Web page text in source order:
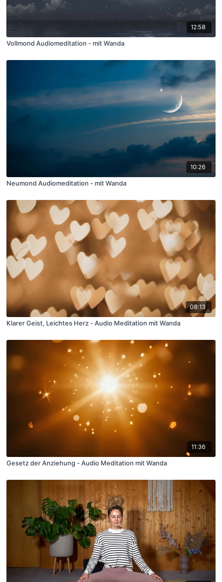
12:58
Vollmond Audiomeditation - mit Wanda
10:26
Neumond Audiomeditation - mit Wanda
08:13
Klarer Geist, Leichtes Herz - Audio Meditation mit Wanda
11:36
Gesetz der Anziehung - Audio Meditation mit Wanda